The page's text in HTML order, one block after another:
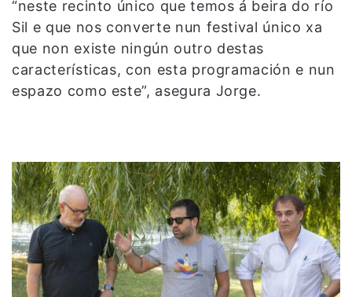
“neste recinto único que temos á beira do río
Sil e que nos converte nun festival único xa
que non existe ningún outro destas
características, con esta programación e nun
espazo como este”, asegura Jorge.